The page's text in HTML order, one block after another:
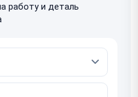
работу и деталь